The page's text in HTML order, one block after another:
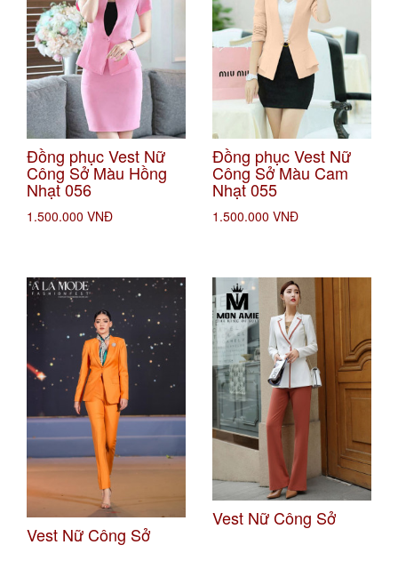
Đồng phục Vest Nữ
Công Sở Màu Hồng
Nhạt 056
1.500.000 VNĐ
Đồng phục Vest Nữ
Công Sở Màu Cam
Nhạt 055
1.500.000 VNĐ
Vest Nữ Công Sở
Vest Nữ Công Sở